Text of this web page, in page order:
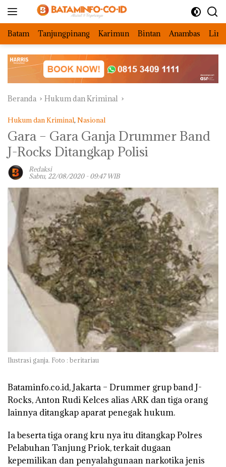
Batam Tanjungpinang Karimun Bintan Anambas
Beranda Hukum dan Kriminal
Hukum dan Kriminal, Nasional
Gara – Gara Ganja Drummer Band
J-Rocks Ditangkap Polisi
Redaksi
Sabtu, 22/08/2020 - 09:47 WIB
Ilustrasi ganja. Foto : beritariau
Bataminfo.co.id, Jakarta – Drummer grup band J-
Rocks, Anton Rudi Kelces alias ARK dan tiga orang
lainnya ditangkap aparat penegak hukum.
Ia beserta tiga orang kru nya itu ditangkap Polres
Pelabuhan Tanjung Priok, terkait dugaan
kepemilikan dan penyalahgunaan narkotika jenis